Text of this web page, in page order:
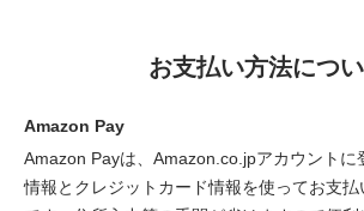
お支払い方法につ
Amazon Pay
Amazon Payは、Amazon.co.jpアカウントに
情報とクレジットカード情報を使ってお支払